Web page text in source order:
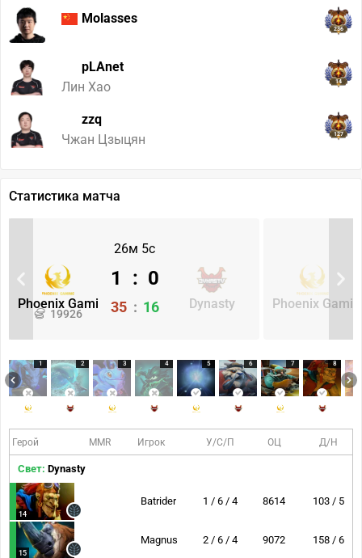
Molasses
236
pLAnet
Лин Хао
14
zzq
Чжан Цзыцян
127
Статистика матча
26м 5с
Phoenix Gami
19926
Dynasty
1 : 0
35 : 16 Phoenix Gami
1 2 3 4 5 6 7 8
Герой MMR Игрок У/С/П ОЦ Д/Н
Свет: Dynasty
14
Batrider 1 / 6 / 4 8614 103 / 5
15
Magnus 2 / 6 / 4 9072 158 / 6